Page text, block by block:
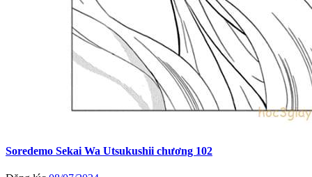
Soredemo Sekai Wa Utsukushii chương 102